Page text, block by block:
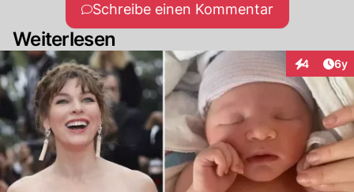
Schreibe einen Kommentar
Weiterlesen
4 6y